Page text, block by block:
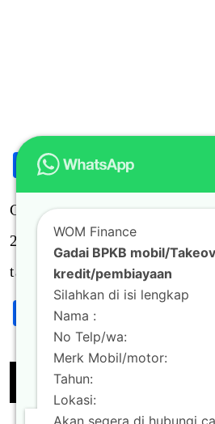
Facebook
Twitter
Email
Gadai BPKB motor di
2010 – sekarang ,Gadai
tahun. Segera lakukan
Facebook
Twitter
Continue Reading
WOM Finance
Gadai BPKB mobil/
kredit/pembiayaan
Silahkan di isi lengkap
Nama :
No Telp/wa:
Merk Mobil/motor:
Tahun:
Lokasi:
Akan segera di hubungi